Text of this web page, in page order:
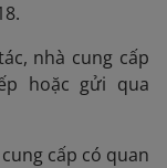
nhà cung cấp
hoặc gửi qua
cấp có quan